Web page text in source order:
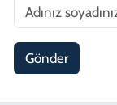
Gönder